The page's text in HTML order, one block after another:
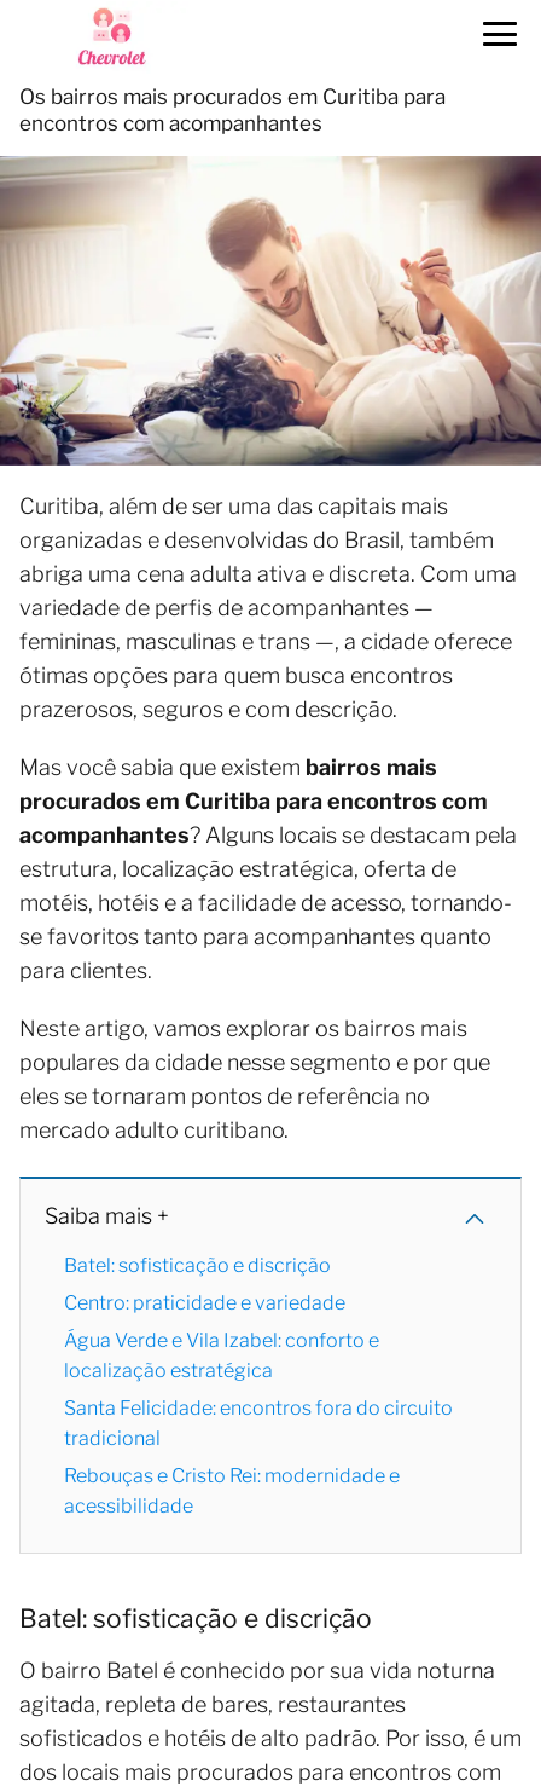
Os bairros mais procurados em Curitiba para
encontros com acompanhantes
Curitiba, além de ser uma das capitais mais
organizadas e desenvolvidas do Brasil, também
abriga uma cena adulta ativa e discreta. Com uma
variedade de perfis de acompanhantes —
femininas, masculinas e trans —, a cidade oferece
ótimas opções para quem busca encontros
prazerosos, seguros e com descrição.
Mas você sabia que existem bairros mais
procurados em Curitiba para encontros com
acompanhantes? Alguns locais se destacam pela
estrutura, localização estratégica, oferta de
motéis, hotéis e a facilidade de acesso, tornando-
se favoritos tanto para acompanhantes quanto
para clientes.
Neste artigo, vamos explorar os bairros mais
populares da cidade nesse segmento e por que
eles se tornaram pontos de referência no
mercado adulto curitibano.
Saiba mais +
Batel: sofisticação e discrição
Centro: praticidade e variedade
Água Verde e Vila Izabel: conforto e
localização estratégica
Santa Felicidade: encontros fora do circuito
tradicional
Rebouças e Cristo Rei: modernidade e
acessibilidade
Batel: sofisticação e discrição
O bairro Batel é conhecido por sua vida noturna
agitada, repleta de bares, restaurantes
sofisticados e hotéis de alto padrão. Por isso, é um
dos locais mais procurados para encontros com